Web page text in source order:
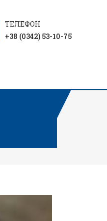
+38 (0342) 53-10-75